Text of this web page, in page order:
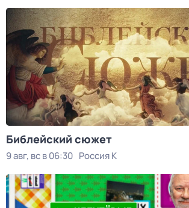
Библейский сюжет
9 авг, вс в 06:30 Россия К